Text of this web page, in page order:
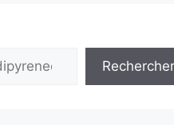
Rechercher